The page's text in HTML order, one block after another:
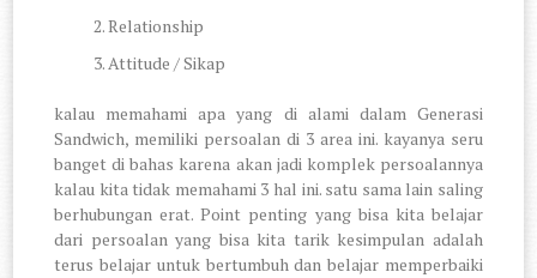
Relationship
Attitude / Sikap
kalau memahami apa yang di alami dalam Generasi
Sandwich, memiliki persoalan di 3 area ini. kayanya seru
banget di bahas karena akan jadi komplek persoalannya
kalau kita tidak memahami 3 hal ini. satu sama lain saling
berhubungan erat. Point penting yang bisa kita belajar
dari persoalan yang bisa kita tarik kesimpulan adalah
terus belajar untuk bertumbuh dan belajar memperbaiki